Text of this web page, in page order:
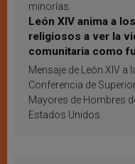
minorías.
León XIV anima a los
religiosos a ver la
comunitaria como
inspiración y
Mensaje de León XIV a
Conferencia de
Mayores de Hombres
Estados Unidos